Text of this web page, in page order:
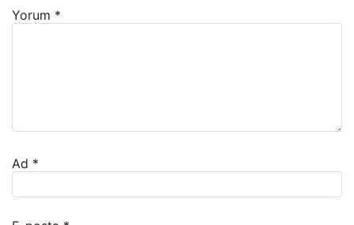
Yorum *
Ad *